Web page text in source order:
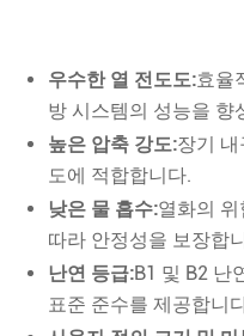
우수한 열 전도도:효율
방 시스템의 성능을 향
높은 압축 강도:장기
도에 적합합니다.
낮은 물 흡수:열화의
따라 안정성을 보장합
난연 등급:B1 및 B2 난
표준 준수를 제공합니